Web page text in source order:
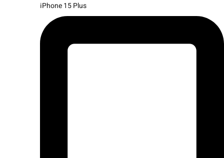
iPhone 15 Plus